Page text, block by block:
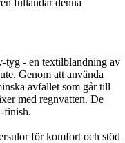
tyg - en textilblandning av
Genom att använda
avfallet som går till
med regnvatten. De
finish.
för komfort och stöd